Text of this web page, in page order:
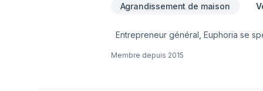
Agrandissement de maison
Entrepreneur général, Euphoria se
conception (plan de construction)-
Membre depuis 2015